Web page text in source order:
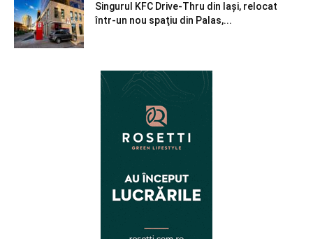
Singurul KFC Drive-Thru din Iași, relocat
într-un nou spaţiu din Palas,...